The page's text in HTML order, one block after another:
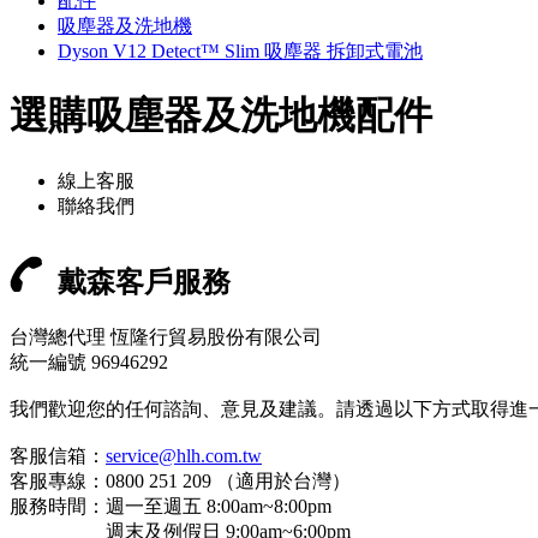
吸塵器及洗地機
Dyson V12 Detect™ Slim 吸塵器 拆卸式電池
選購吸塵器及洗地機配件
線上客服
聯絡我們
戴森客戶服務
台灣總代理 恆隆行貿易股份有限公司
統一編號 96946292
我們歡迎您的任何諮詢、意見及建議。請透過以下方式取得進
客服信箱： service@hlh.com.tw
客服專線：0800 251 209 （適用於台灣）
服務時間：週一至週五 8:00am~8:00pm
週末及例假日 9:00am~6:00pm